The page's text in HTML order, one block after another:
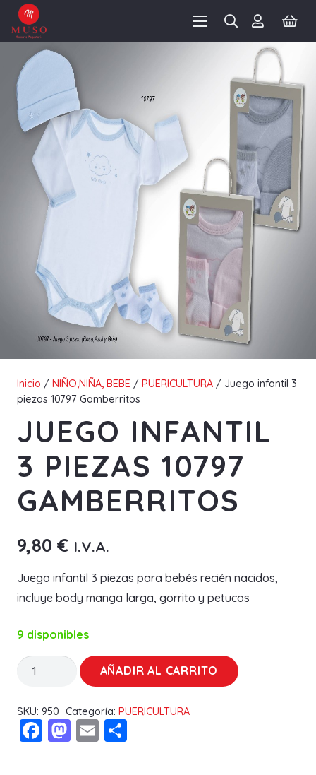
Inicio / NIÑO,NIÑA, BEBE / PUERICULTURA / Juego infantil 3
piezas 10797 Gamberritos
JUEGO INFANTIL
3 PIEZAS 10797
GAMBERRITOS
9,80 € I.V.A.
Juego infantil 3 piezas para bebés recién nacidos,
incluye body manga larga, gorrito y petucos
9 disponibles
Juego
3
piezas
10797
AÑADIR AL CARRITO
SKU: 950 Categoría: PUERICULTURA
Facebook
Mastodon
Email